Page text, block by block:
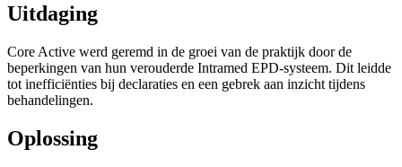
Uitdaging
Core Active werd geremd in de groei van de praktijk door de
beperkingen van hun verouderde Intramed EPD-systeem. Dit leidde
tot inefficiënties bij declaraties en een gebrek aan inzicht tijdens
behandelingen.
Oplossing